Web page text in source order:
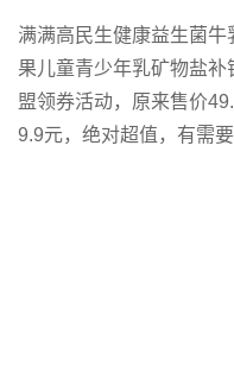
满满高民生健康益生菌牛
果儿童青少年乳矿物盐
盟领券活动，原来售价
9.9元，绝对超值，有需要